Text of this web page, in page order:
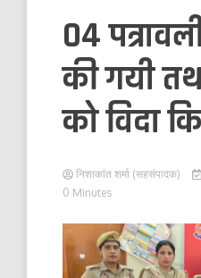
04
की गयी
को विदा
निशाकांत शर्मा (सहसंपादक)
0 Minutes